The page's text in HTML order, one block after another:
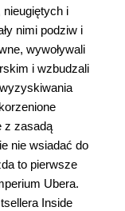
i
nimi podziw i
wywoływali
i wzbudzali
z zasadą
nie wsiadać do
to pierwsze
Ubera.
Inside